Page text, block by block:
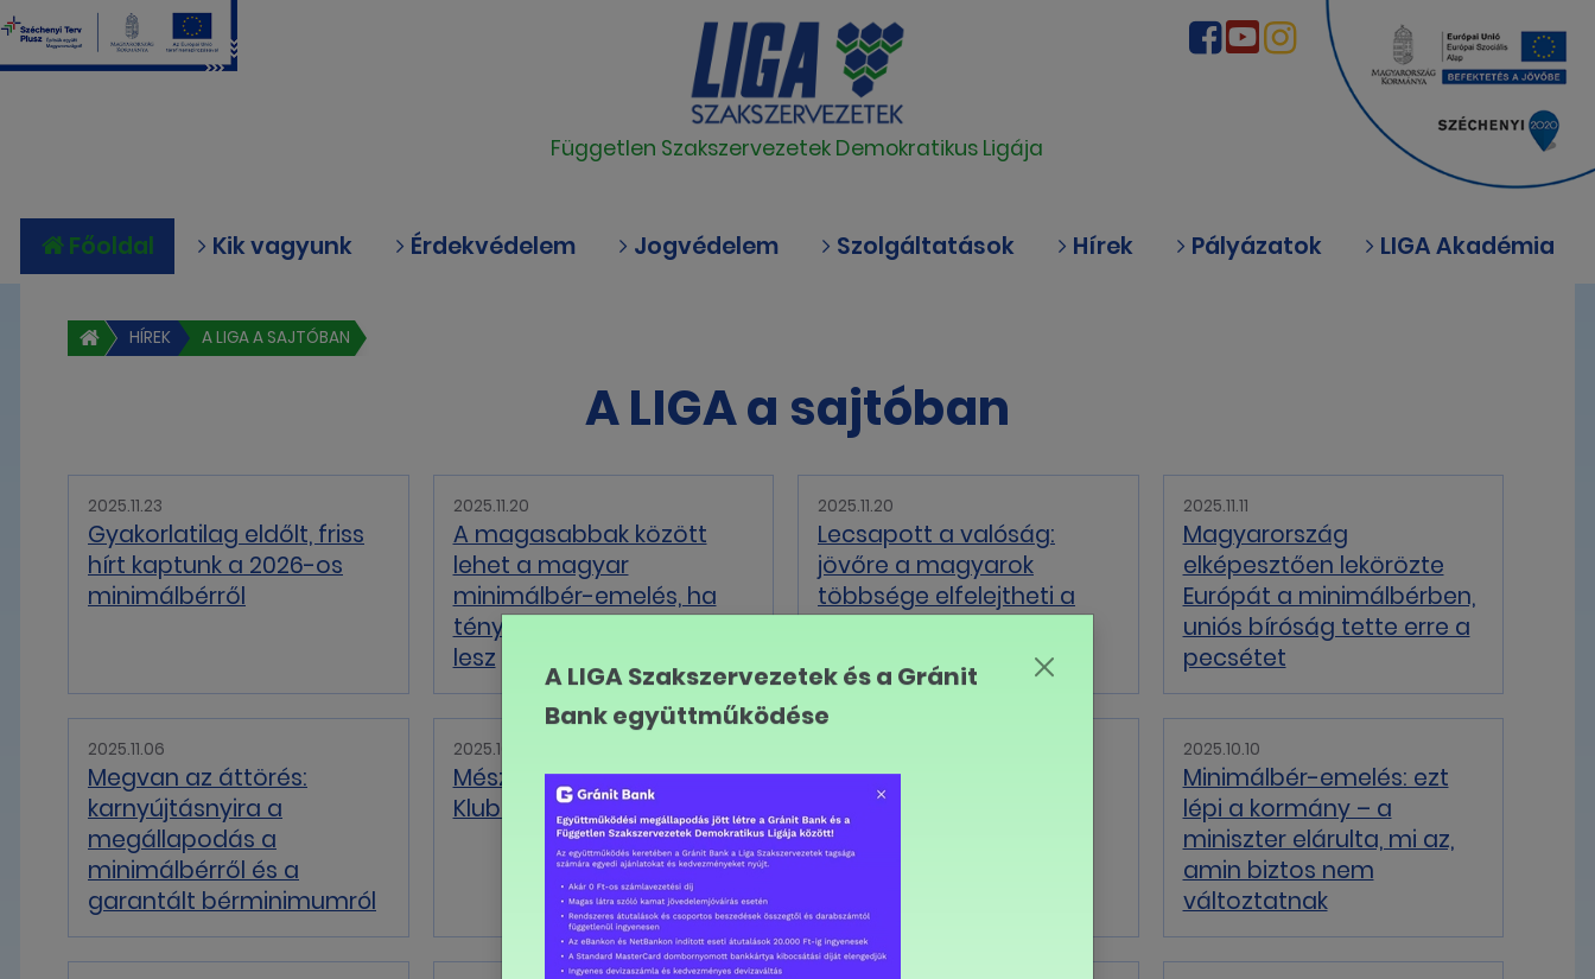
Független Szakszervezetek Demokratikus Ligája
Főoldal Kik vagyunk Érdekvédelem Jogvédelem Szolgáltatások Hírek Pályázatok LIGA Akadémia
HÍREK A LIGA A SAJTÓBAN
A LIGA a sajtóban
2025.11.23
Gyakorlatilag eldőlt, friss
hírt kaptunk a 2026-os
minimálbérről
2025.11.20
A magasabbak között
lehet a magyar
minimálbér-emelés, ha
tényleg 10 százalék feletti
lesz
2025.11.20
Lecsapott a valóság:
jövőre a magyarok
többsége elfelejtheti a
2025.11.11
Magyarország
elképesztően lekörözte
Európát a minimálbérben,
uniós bíróság tette erre a
pecsétet
2025.11.06
Megvan az áttörés:
karnyújtásnyira a
megállapodás a
minimálbérről és a
garantált bérminimumról
2025.10.31
Mészáros Melinda a
Klubrádióban
Kiderült, mekkora
béremelést szeretnének
jövőre a dolgozók
2025.10.10
Minimálbér-emelés: ezt
lépi a kormány – a
miniszter elárulta, mi az,
amin biztos nem
változtatnak
A LIGA Szakszervezetek és a Gránit
Bank együttműködése